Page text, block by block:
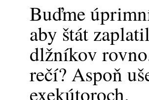
Buďme
aby štát
dlžníkov
rečí? Aspoň
exekútoroch.